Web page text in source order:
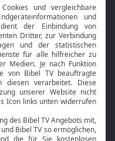
Smart TV
HbbTV
Bibelthek Online-Bibel
Nächster Gottesdienst
Kontakt